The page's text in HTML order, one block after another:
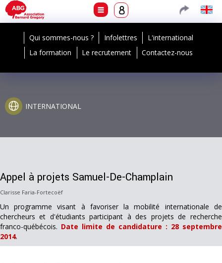
Qui sommes-nous ? Infolettres
L'international
La formation
Le recrutement Contactez-nous
INTERNATIONAL
Appel à projets Samuel-De-Champlain
Clarisse Faria-Fortecoëf
Un programme visant à favoriser la mobilité internationale de
chercheurs et d'étudiants participant à des projets de recherche
franco-québécois. Date limite de candidature : 28 septembre
2014.